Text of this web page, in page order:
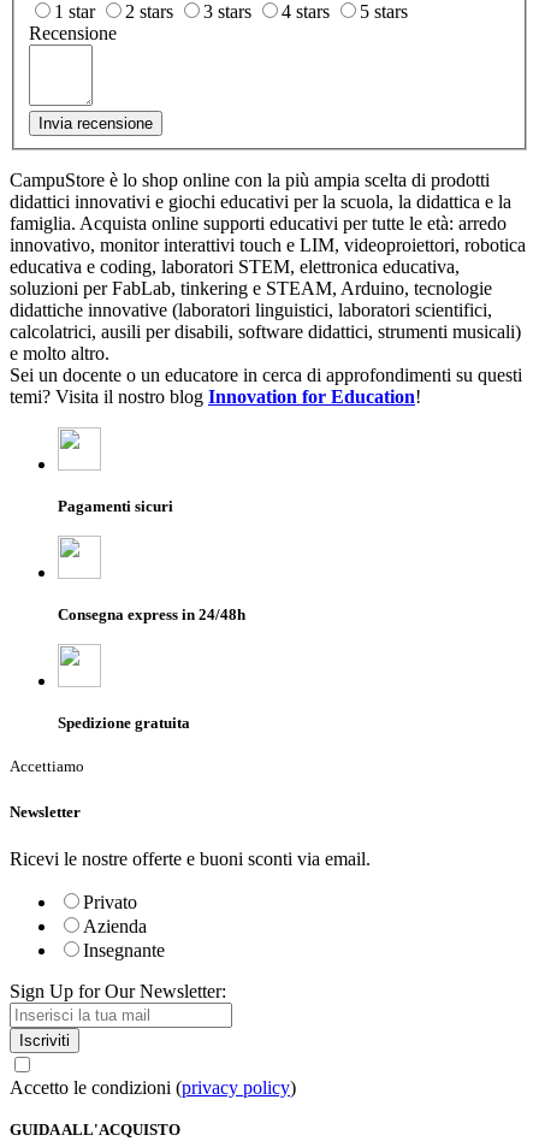
1 star
2 stars 3 stars 4 stars
5 stars
Recensione
Invia recensione
CampuStore è lo shop online con la più ampia scelta di prodotti
didattici innovativi e giochi educativi per la scuola, la didattica e la
famiglia. Acquista online supporti educativi per tutte le età: arredo
innovativo, monitor interattivi touch e LIM, videoproiettori, robotica
educativa e coding, laboratori STEM, elettronica educativa,
soluzioni per FabLab, tinkering e STEAM, Arduino, tecnologie
didattiche innovative (laboratori linguistici, laboratori scientifici,
calcolatrici, ausili per disabili, software didattici, strumenti musicali)
e molto altro.
Sei un docente o un educatore in cerca di approfondimenti su questi
temi? Visita il nostro blog Innovation for Education!
Pagamenti sicuri
Consegna express in 24/48h
Spedizione gratuita
Accettiamo
Newsletter
Ricevi le nostre offerte e buoni sconti via email.
Privato
Azienda
Insegnante
Sign Up for Our Newsletter:
Iscriviti
Accetto le condizioni (privacy policy)
GUIDA ALL'ACQUISTO